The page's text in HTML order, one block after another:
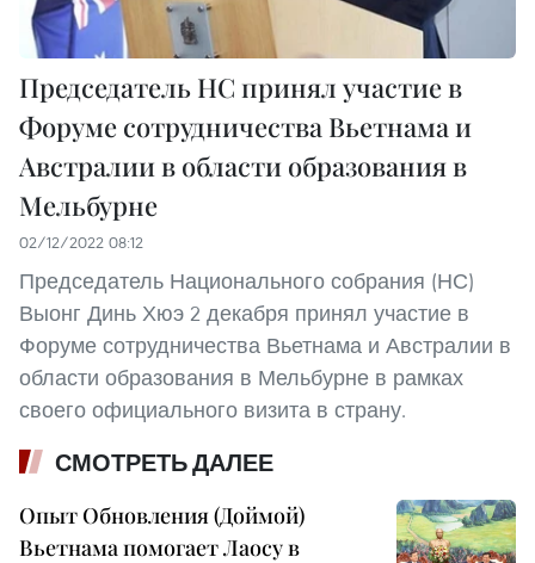
Председатель НС принял участие в
Форуме сотрудничества Вьетнама и
Австралии в области образования в
Мельбурне
02/12/2022 08:12
Председатель Национального собрания (НС)
Выонг Динь Хюэ 2 декабря принял участие в
Форуме сотрудничества Вьетнама и Австралии в
области образования в Мельбурне в рамках
своего официального визита в страну.
СМОТРЕТЬ ДАЛЕЕ
Опыт Обновления (Доймой)
Вьетнама помогает Лаосу в